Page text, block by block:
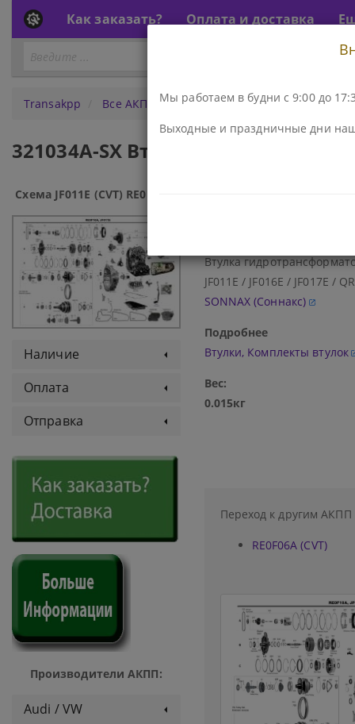
Как заказать? Оплата и доставка
Transakpp Все АКПП JF011E (CVT) RE0F10A
321034A-SX Втулка
Схема JF011E (CVT) RE0F10A:
Наличие
Оплата
Отправка
Производители АКПП:
Audi / VW
Втулка
JF011E / JF016E / JF017E /
SONNAX (Соннакс)
Подробнее
Втулки, Комплекты втулок
Вес:
0.015кг
Переход к другим
RE0F06A (CVT)
Мы работаем в будни с 9:00 до
Выходные и праздничные дни